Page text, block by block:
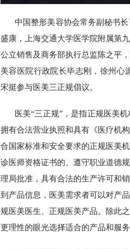
中国整形美容协会常务副秘书
盛康，上海交通大学医学院附属第
公立销售及商务部执行总监陈之平
美容医院行政院长毕志刚，徐州心
宋挺参与医美三正规倡议。
医美“三正规”，是指正规医美
拥有合法营业执照和具有《医疗机
合国家标准和安全要求的正规医美
诊医师资格证书的、遵守职业道德
理局批准，具有合法的生产许可和
到产品信息，医美需求者可以对产
规医美医生、正规医美产品。除此
更理性的眼光选择适合的产品和服